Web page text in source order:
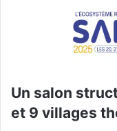
Un salon
et 9 villages